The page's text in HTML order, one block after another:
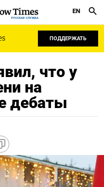
РУССКАЯ СЛУЖБА
EN
ПОДДЕРЖАТЬ
что у
на
дебаты